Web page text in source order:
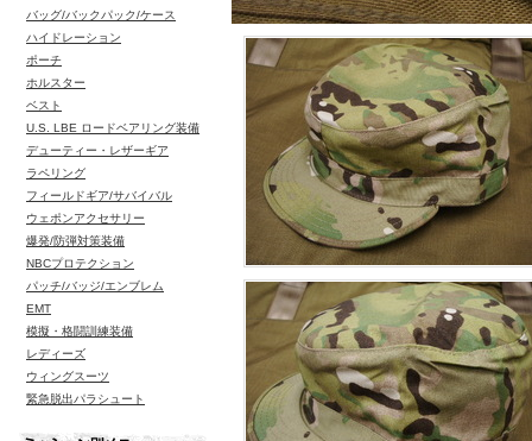
バッグ/バックパック/ケース
ハイドレーション
ポーチ
ホルスター
ベスト
U.S. LBE ロードベアリング装備
デューティー・レザーギア
ラペリング
フィールドギア/サバイバル
ウェポンアクセサリー
爆発/防弾対策装備
NBCプロテクション
パッチ/バッジ/エンブレム
EMT
模擬・格闘訓練装備
レディーズ
ウィングスーツ
緊急脱出パラシュート